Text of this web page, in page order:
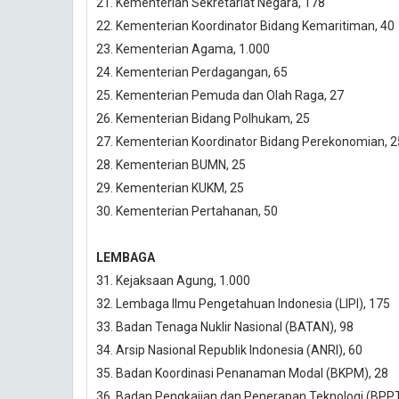
22. Kementerian Koordinator Bidang Kemaritiman, 40
23. Kementerian Agama, 1.000
24. Kementerian Perdagangan, 65
25. Kementerian Pemuda dan Olah Raga, 27
26. Kementerian Bidang Polhukam, 25
27. Kementerian Koordinator Bidang Perekonomian,
28. Kementerian BUMN, 25
29. Kementerian KUKM, 25
30. Kementerian Pertahanan, 50
LEMBAGA
31. Kejaksaan Agung, 1.000
32. Lembaga Ilmu Pengetahuan Indonesia (LIPI), 175
33. Badan Tenaga Nuklir Nasional (BATAN), 98
34. Arsip Nasional Republik Indonesia (ANRI), 60
35. Badan Koordinasi Penanaman Modal (BKPM), 28